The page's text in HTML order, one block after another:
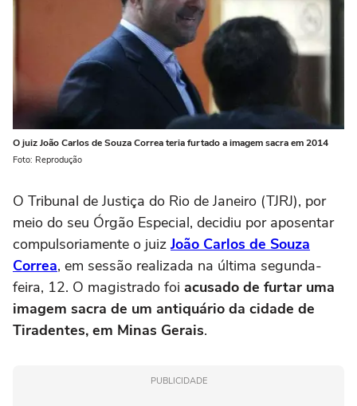
O juiz João Carlos de Souza Correa teria furtado a imagem sacra em 2014
Foto: Reprodução
O Tribunal de Justiça do Rio de Janeiro (TJRJ), por
meio do seu Órgão Especial, decidiu por aposentar
compulsoriamente o juiz João Carlos de Souza
Correa, em sessão realizada na última segunda-
feira, 12. O magistrado foi acusado de furtar uma
imagem sacra de um antiquário da cidade de
Tiradentes, em Minas Gerais.
PUBLICIDADE